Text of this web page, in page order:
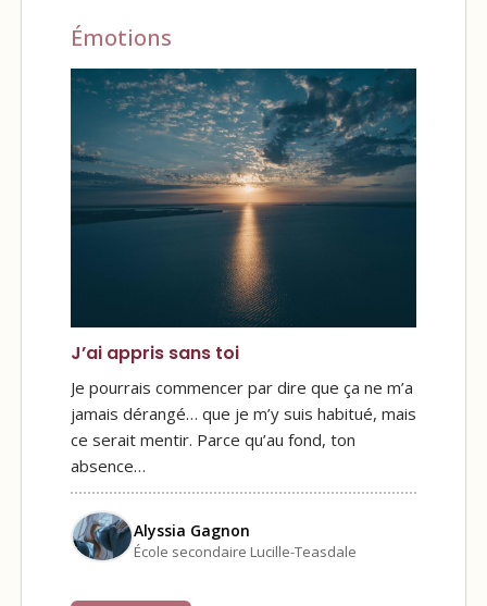
Émotions
J’ai appris sans toi
Je pourrais commencer par dire que ça ne m’a
jamais dérangé… que je m’y suis habitué, mais
ce serait mentir. Parce qu’au fond, ton
absence…
Alyssia Gagnon
École secondaire Lucille-Teasdale